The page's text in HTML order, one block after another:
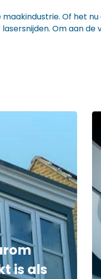
Of het
Om aan
is als